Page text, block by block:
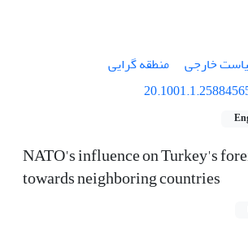
خارجی
منطقه گرایی
NATO's influence on Turkey's
towards neighboring countries